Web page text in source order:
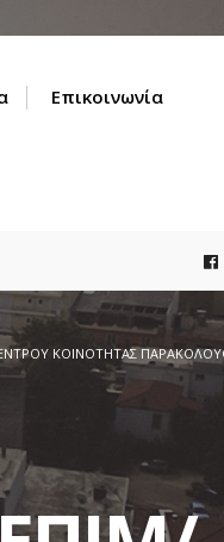
Επικοινωνία
ΚΟΙΝΟΤΗΤΑΣ